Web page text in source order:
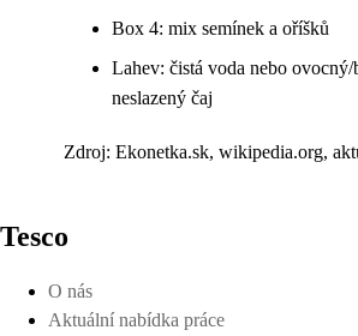
Box 4: mix semínek a oříšků
Lahev: čistá voda nebo
neslazený čaj
Zdroj: Ekonetka.sk, wikipedia.org,
Tesco
O nás
Aktuální nabídka práce